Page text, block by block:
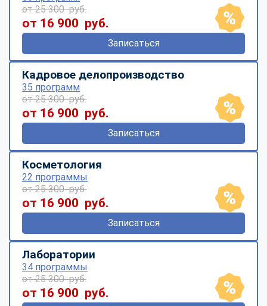
от 25 300 руб.
от 16 900 руб.
Записаться
Кадровое делопроизводство
35 программ
от 25 300 руб.
от 16 900 руб.
Записаться
Косметология
22 программы
от 25 300 руб.
от 16 900 руб.
Записаться
Лаборатории
34 программы
от 25 300 руб.
от 16 900 руб.